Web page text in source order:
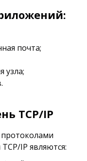
почта;
узла;
TCP/IP
IP являются: